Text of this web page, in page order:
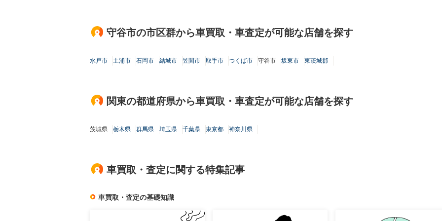
守谷市の市区群から車買取・車査定が可能な店舗を探す
水戸市 土浦市 石岡市 結城市 笠間市 取手市 つくば市 守谷市 坂東市 東茨城郡
関東の都道府県から車買取・車査定が可能な店舗を探す
茨城県 栃木県 群馬県 埼玉県 千葉県 東京都 神奈川県
車買取・査定に関する特集記事
車買取・査定の基礎知識